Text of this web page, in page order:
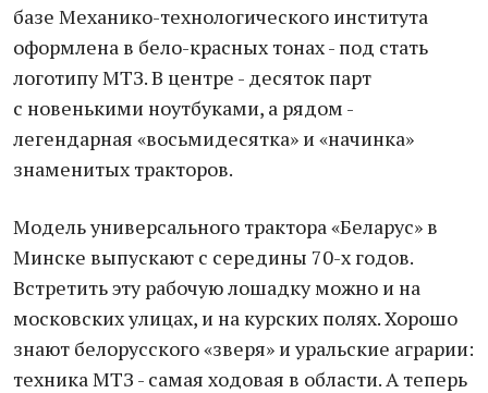
базе Механико-технологического института
оформлена в бело-красных тонах - под стать
логотипу МТЗ. В центре - десяток парт
с новенькими ноутбуками, а рядом -
легендарная «восьмидесятка» и «начинка»
знаменитых тракторов.
Модель универсального трактора «Беларус» в
Минске выпускают с середины 70-х годов.
Встретить эту рабочую лошадку можно и на
московских улицах, и на курских полях. Хорошо
знают белорусского «зверя» и уральские аграрии:
техника МТЗ - самая ходовая в области. А теперь